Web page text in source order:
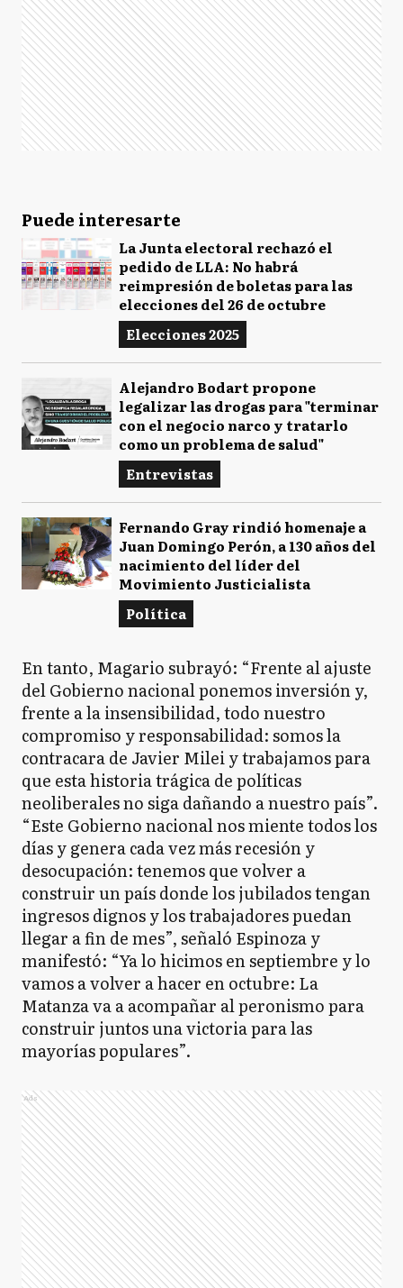
Puede interesarte
La Junta electoral rechazó el
pedido de LLA: No habrá
reimpresión de boletas para las
elecciones del 26 de octubre
Elecciones 2025
Alejandro Bodart propone
legalizar las drogas para "terminar
con el negocio narco y tratarlo
como un problema de salud"
Entrevistas
Fernando Gray rindió homenaje a
Juan Domingo Perón, a 130 años del
nacimiento del líder del
Movimiento Justicialista
Política
En tanto, Magario subrayó: “Frente al ajuste
del Gobierno nacional ponemos inversión y,
frente a la insensibilidad, todo nuestro
compromiso y responsabilidad: somos la
contracara de Javier Milei y trabajamos para
que esta historia trágica de políticas
neoliberales no siga dañando a nuestro país”.
“Este Gobierno nacional nos miente todos los
días y genera cada vez más recesión y
desocupación: tenemos que volver a
construir un país donde los jubilados tengan
ingresos dignos y los trabajadores puedan
llegar a fin de mes”, señaló Espinoza y
manifestó: “Ya lo hicimos en septiembre y lo
vamos a volver a hacer en octubre: La
Matanza va a acompañar al peronismo para
construir juntos una victoria para las
mayorías populares”.
Ads